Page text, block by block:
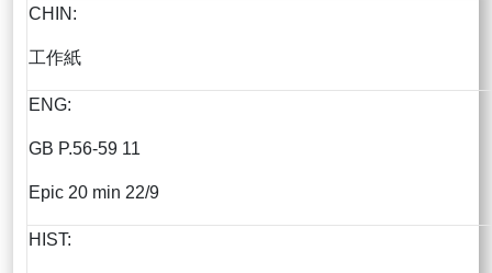
CHIN:
工作紙
ENG:
GB P.56-59 11
Epic 20 min 22/9
HIST: